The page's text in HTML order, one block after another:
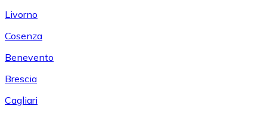
Livorno
Cosenza
Benevento
Brescia
Cagliari